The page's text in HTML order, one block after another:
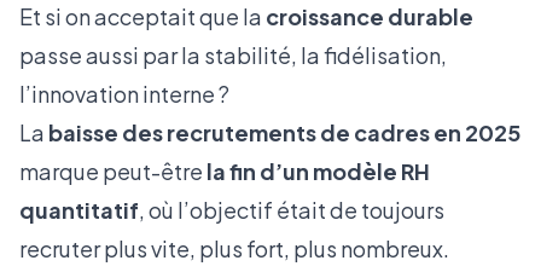
Et si on acceptait que la croissance durable
passe aussi par la stabilité, la fidélisation,
l’innovation interne ?
La baisse des recrutements de cadres en 2025
marque peut-être la fin d’un modèle RH
quantitatif, où l’objectif était de toujours
recruter plus vite, plus fort, plus nombreux.